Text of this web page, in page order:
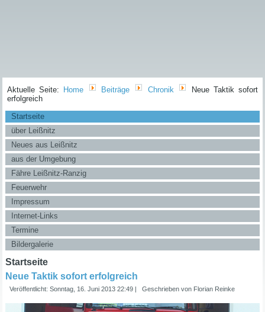
Aktuelle Seite: Home Beiträge Chronik
Neue Taktik sofort
erfolgreich
Startseite
über Leißnitz
Neues aus Leißnitz
aus der Umgebung
Fähre Leißnitz-Ranzig
Feuerwehr
Impressum
Internet-Links
Termine
Bildergalerie
Startseite
Neue Taktik sofort erfolgreich
Veröffentlicht: Sonntag, 16. Juni 2013 22:49 | Geschrieben von Florian Reinke